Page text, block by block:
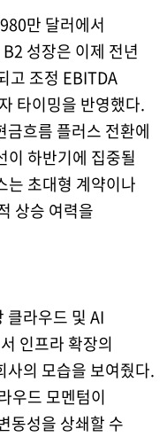
만 달러에서
성장은 이제 전년
고 조정 EBITDA
타이밍을 반영했다.
금흐름 플러스 전환에
이 하반기에 집중될
는 초대형 계약이나
상승 여력을
클라우드 및 AI
인프라 확장의
사의 모습을 보여줬다.
우드 모멘텀이
동성을 상쇄할 수